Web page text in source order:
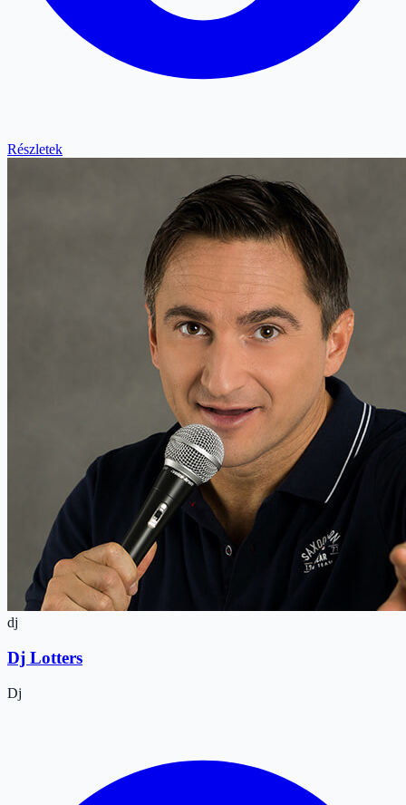
Részletek
dj
Dj Lotters
Dj